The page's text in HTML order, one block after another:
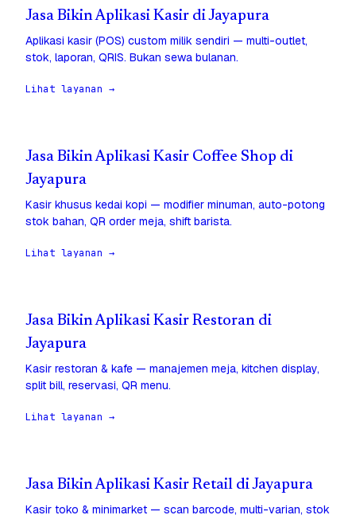
Jasa Bikin Aplikasi Kasir di Jayapura
Aplikasi kasir (POS) custom milik sendiri — multi-outlet,
stok, laporan, QRIS. Bukan sewa bulanan.
Lihat layanan →
Jasa Bikin Aplikasi Kasir Coffee Shop di
Jayapura
Kasir khusus kedai kopi — modifier minuman, auto-potong
stok bahan, QR order meja, shift barista.
Lihat layanan →
Jasa Bikin Aplikasi Kasir Restoran di
Jayapura
Kasir restoran & kafe — manajemen meja, kitchen display,
split bill, reservasi, QR menu.
Lihat layanan →
Jasa Bikin Aplikasi Kasir Retail di Jayapura
Kasir toko & minimarket — scan barcode, multi-varian, stok